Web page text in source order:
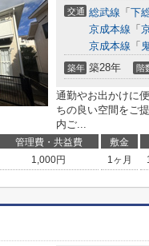
交通 総武線 「 下
京成本線 「
京成本線 「
築年 築28年 階
通勤やお出かけに
ちの良い空間をご
内ご...
管理費・共益費 敷金
1,000円 1ヶ月